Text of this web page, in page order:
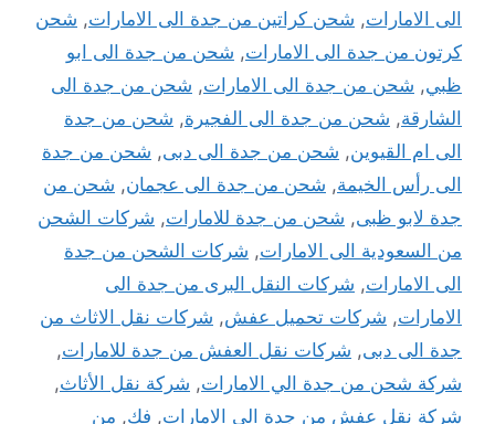
الى الامارات, شحن كراتين من جدة الى الامارات, شحن
كرتون من جدة الى الامارات, شحن من جدة الى ابو
ظبي , شحن من جدة الى الامارات, شحن من جدة الى
الشارقة, شحن من جدة الى الفجيرة, شحن من جدة
الى ام القيوين, شحن من جدة الى دبى , شحن من جدة
الى رأس الخيمة, شحن من جدة الى عجمان, شحن من
جدة لابو ظبى , شحن من جدة للامارات, شركات الشحن
من السعودية الى الامارات, شركات الشحن من جدة
الى الامارات, شركات النقل البرى من جدة الى
الامارات, شركات تحميل عفش , شركات نقل الاثاث من
جدة الى دبى , شركات نقل العفش من جدة للامارات,
شركة شحن من جدة الي الامارات, شركة نقل الأثاث,
شركة نقل عفش من جدة الى الامارات, فك, من